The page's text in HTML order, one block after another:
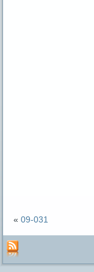
« 09-031